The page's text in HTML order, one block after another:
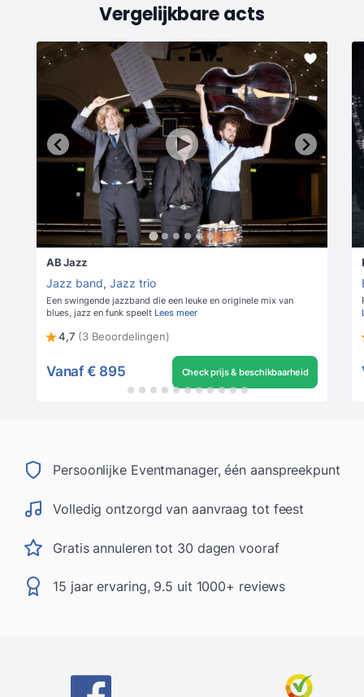
Vergelijkbare acts
AB Jazz
Jazz band, Jazz trio
Een swingende jazzband die een leuke en originele mix van
blues, jazz en funk speelt Lees meer
4,7 (3 Beoordelingen)
Vanaf € 895 Check prijs & beschikbaarheid
Persoonlijke Eventmanager, één aanspreekpunt
Volledig ontzorgd van aanvraag tot feest
Gratis annuleren tot 30 dagen vooraf
15 jaar ervaring, 9.5 uit 1000+ reviews